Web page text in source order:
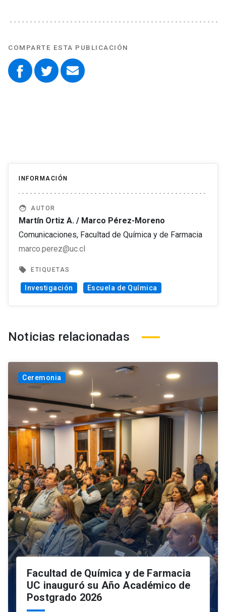
COMPARTE ESTA PUBLICACIÓN
INFORMACIÓN
face AUTOR
Martín Ortiz A. / Marco Pérez-Moreno
Comunicaciones, Facultad de Química y de Farmacia
marco.perez@uc.cl
local_offer ETIQUETAS
Investigación Escuela de Química
Noticias relacionadas
Ceremonia
Facultad de Química y de Farmacia
UC inauguró su Año Académico de
Postgrado 2026